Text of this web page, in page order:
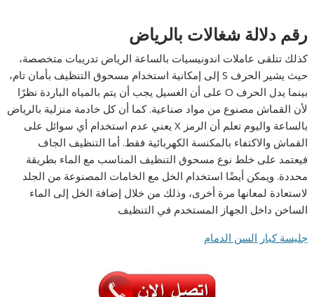
رقم دلالة شغالات بالرياض
كذلك تتلقى عاملات اندونيسيات بالساعة الرياض تدريبات متخصصة،
حيث يشير الحرف S إلى إمكانية استخدام مسحوق التنظيف بأمان تام،
بينما يدل الحرف O على أن الغسيل يجب أن يتم بالمياه الباردة نظرًا
لأن القماش مصنوع من مواد صناعية. كما أن كل خادمة منزلية بالرياض
بالساعة واليوم تعلم أن الرمز X يعني عدم استخدام أي سوائل على
القماش والاكتفاء بالمكنسة الكهربائية فقط. أما التنظيف الجاف
فيعتمد على خلط نوع مسحوق التنظيف المناسب مع الماء بطريقة
محددة. ويمكن أيضًا استخدام الخل مع الخامات المصنوعة من الجلد
لاستعادة لمعانها مرة أخرى، وذلك من خلال إضافة الخل إلى الماء
الساخن داخل الجهاز المستخدم في التنظيف
جليسة كبار السن الدمام